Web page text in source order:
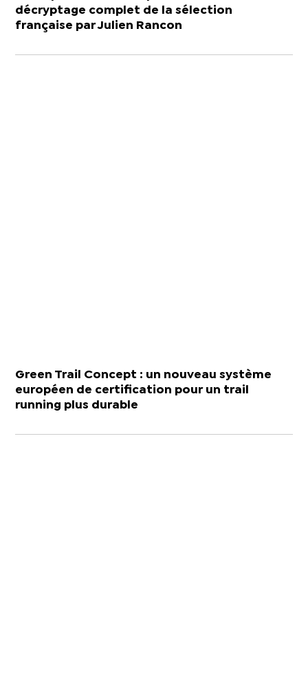
décryptage complet de la sélection
française par Julien Rancon
Green Trail Concept : un nouveau système
européen de certification pour un trail
running plus durable